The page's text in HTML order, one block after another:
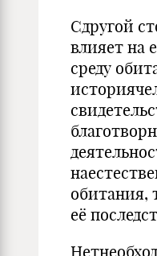
Сдругой
влияет на
среду
обитания,
её